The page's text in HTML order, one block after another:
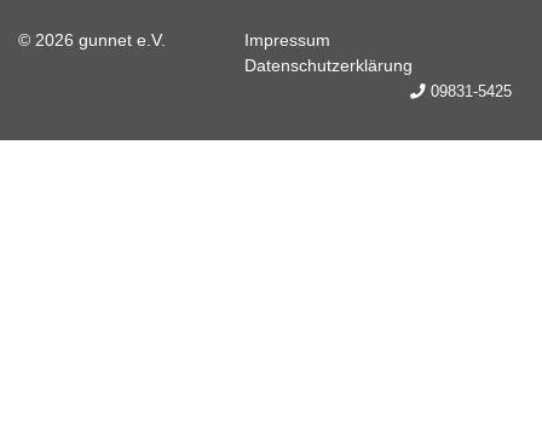
© 2026 gunnet e.V.
Impressum
Datenschutzerklärung
09831-5425